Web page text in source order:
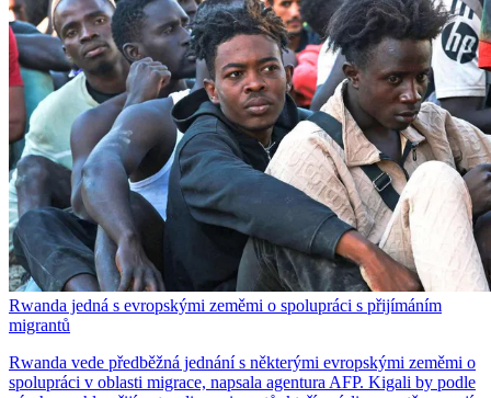
Rwanda jedná s evropskými zeměmi o spolupráci s přijímáním
migrantů
Rwanda vede předběžná jednání s některými evropskými zeměmi o
spolupráci v oblasti migrace, napsala agentura AFP. Kigali by podle